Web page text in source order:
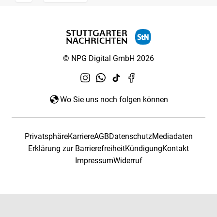
© NPG Digital GmbH 2026
Wo Sie uns noch folgen können
PrivatsphäreKarriereAGBDatenschutzMediadaten
Erklärung zur BarrierefreiheitKündigungKontakt
ImpressumWiderruf